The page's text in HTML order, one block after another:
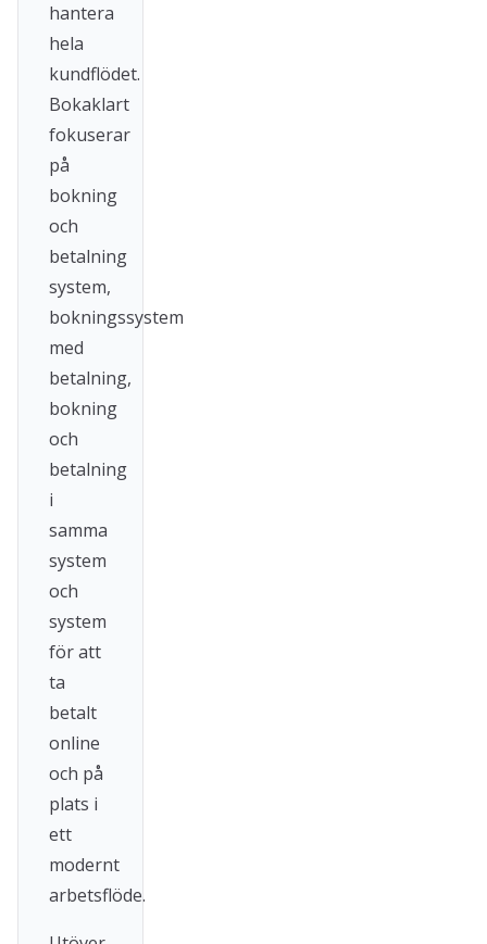
hantera
hela
kundflödet.
Bokaklart
fokuserar
på
bokning
och
betalning
system,
bokningssystem
med
betalning,
bokning
och
betalning
i
samma
system
och
system
för att
ta
betalt
online
och på
plats i
ett
modernt
arbetsflöde.